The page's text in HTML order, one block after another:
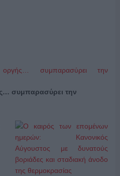
συμπαρασύρει την